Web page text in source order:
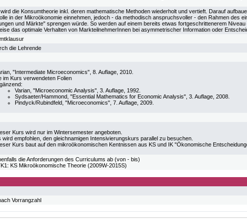
die Konsumtheorie inkl. deren mathematische Methoden wiederholt und vertieft. Darauf
in der Mikroökonomie einnehmen, jedoch - da methodisch anspruchsvoller - den Rahmen des
und Märkte" sprengen würde. So werden auf einem bereits etwas fortgeschrittenerem
das optimale Verhalten von MarkteilnehmerInnen bei asymmetrischer Information oder
die Lehrende
"Intermediate Microeconomics", 8. Auflage, 2010.
im Kurs verwendeten Folien
Varian, "Microeconomic Analysis", 3. Auflage, 1992.
Sydsaeter/Hammond, "Essential Mathematics for Economic Analysis", 3. Auflage, 2008.
Pindyck/Rubindfeld, "Microeconomics", 7. Auflage, 2009.
Kurs wird nur im Wintersemester angeboten.
wird empfohlen, den gleichnamigen Intensivierungskurs parallel zu besuchen.
Kurs baut auf den mikroökonomischen Kentnissen aus KS und IK "Ökonomische
die Anforderungen des Curriculums ab (von - bis)
KS Mikroökonomische Theorie (2009W-2015S)
Vorrangzahl